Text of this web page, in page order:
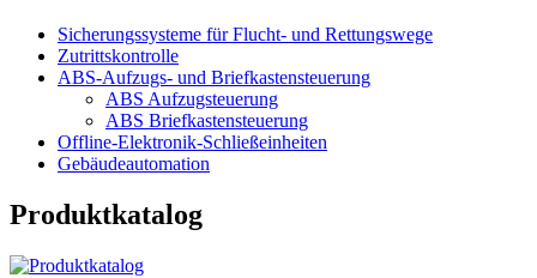
Sicherungssysteme für Flucht- und Rettungswege
Zutrittskontrolle
ABS-Aufzugs- und Briefkastensteuerung
ABS Aufzugsteuerung
ABS Briefkastensteuerung
Offline-Elektronik-Schließeinheiten
Gebäudeautomation
Produktkatalog